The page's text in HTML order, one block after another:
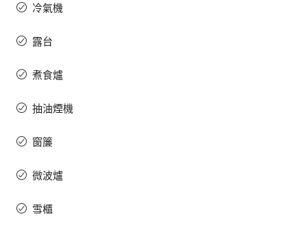
冷氣機
露台
煮食爐
抽油煙機
窗簾
微波爐
雪櫃